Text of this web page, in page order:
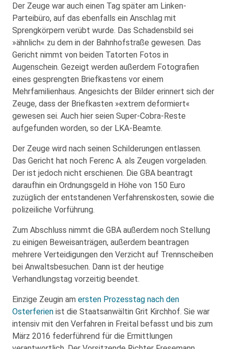
Der Zeuge war auch einen Tag später am Linken-
Parteibüro, auf das ebenfalls ein Anschlag mit
Sprengkörpern verübt wurde. Das Schadensbild sei
»ähnlich« zu dem in der Bahnhofstraße gewesen. Das
Gericht nimmt von beiden Tatorten Fotos in
Augenschein. Gezeigt werden außerdem Fotografien
eines gesprengten Briefkastens vor einem
Mehrfamilienhaus. Angesichts der Bilder erinnert sich der
Zeuge, dass der Briefkasten »extrem deformiert«
gewesen sei. Auch hier seien Super-Cobra-Reste
aufgefunden worden, so der LKA-Beamte.
Der Zeuge wird nach seinen Schilderungen entlassen.
Das Gericht hat noch Ferenc A. als Zeugen vorgeladen.
Der ist jedoch nicht erschienen. Die GBA beantragt
daraufhin ein Ordnungsgeld in Höhe von 150 Euro
zuzüglich der entstandenen Verfahrenskosten, sowie die
polizeiliche Vorführung.
Zum Abschluss nimmt die GBA außerdem noch Stellung
zu einigen Beweisanträgen, außerdem beantragen
mehrere Verteidigungen den Verzicht auf Trennscheiben
bei Anwaltsbesuchen. Dann ist der heutige
Verhandlungstag vorzeitig beendet.
Einzige Zeugin am ersten Prozesstag nach den
Osterferien ist die Staatsanwältin Grit Kirchhof. Sie war
intensiv mit den Verfahren in Freital befasst und bis zum
März 2016 federführend für die Ermittlungen